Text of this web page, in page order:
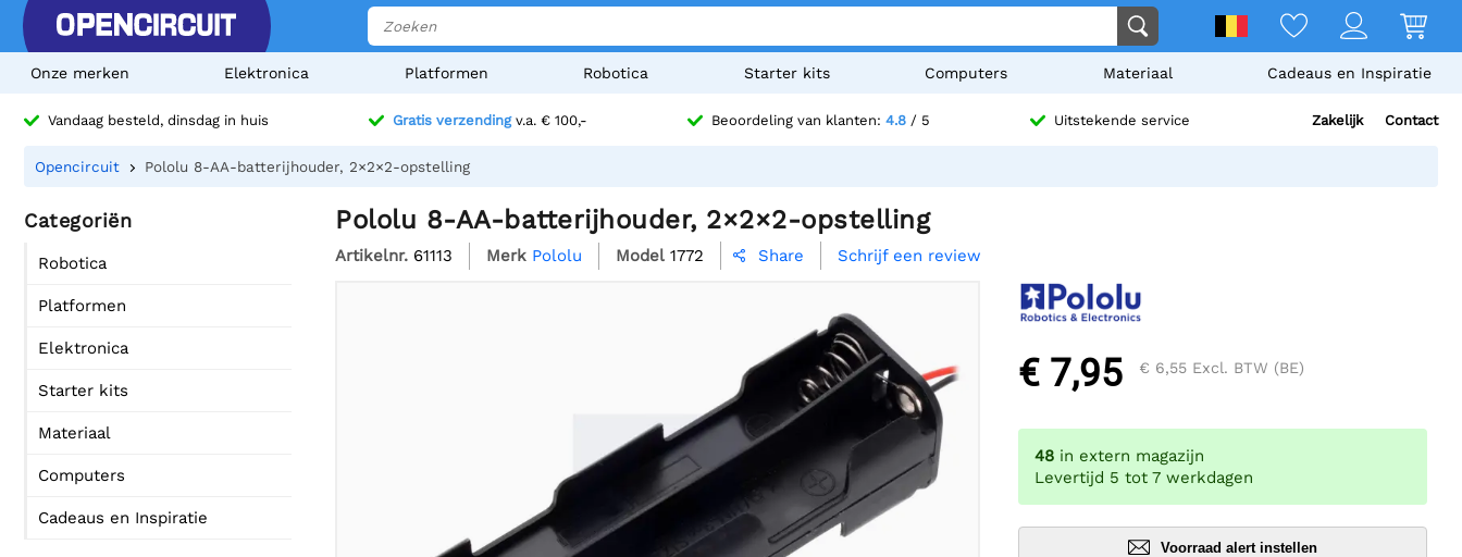
Onze merken Elektronica Platformen Robotica Starter kits Computers Materiaal Cadeaus en Inspiratie
Vandaag besteld, dinsdag in huis Gratis verzendingv.a. € 100,- Beoordeling van klanten: 4.8 / 5 Uitstekende service Zakelijk Contact
Opencircuit Pololu 8-AA-batterijhouder, 2×2×2-opstelling
Categoriën
Robotica
Platformen
Elektronica
Starter kits
Materiaal
Computers
Cadeaus en Inspiratie
Pololu 8-AA-batterijhouder, 2×2×2-opstelling
Artikelnr. 61113 Merk Pololu Model 1772  Share Schrijf een review
€ 7,95 € 6,55 Excl. BTW (BE)
48 in extern magazijn
Levertijd 5 tot 7 werkdagen
Voorraad alert instellen